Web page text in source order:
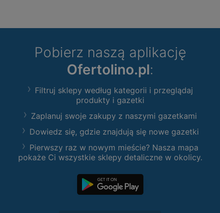
Pobierz naszą aplikację
Ofertolino.pl:
Filtruj sklepy według kategorii i przeglądaj
produkty i gazetki
Zaplanuj swoje zakupy z naszymi gazetkami
Dowiedz się, gdzie znajdują się nowe gazetki
Pierwszy raz w nowym mieście? Nasza mapa
pokaże Ci wszystkie sklepy detaliczne w okolicy.